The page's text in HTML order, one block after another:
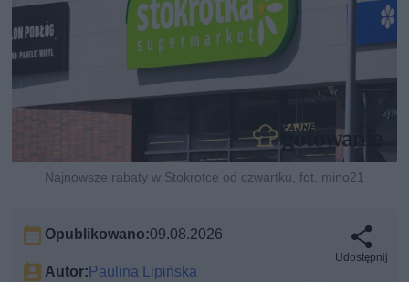
Najnowsze rabaty w Stokrotce od czwartku, fot. mino21
Opublikowano:09.08.2026
Autor: Paulina Lipińska
Udostępnij